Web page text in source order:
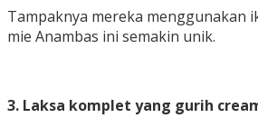
Tampaknya mereka menggunakan
mie Anambas ini semakin unik.
3. Laksa komplet yang gurih